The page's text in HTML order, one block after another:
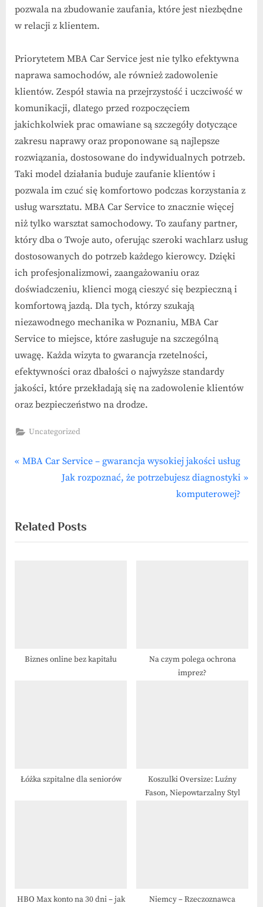
pozwala na zbudowanie zaufania, które jest niezbędne
w relacji z klientem.
Priorytetem MBA Car Service jest nie tylko efektywna
naprawa samochodów, ale również zadowolenie
klientów. Zespół stawia na przejrzystość i uczciwość w
komunikacji, dlatego przed rozpoczęciem
jakichkolwiek prac omawiane są szczegóły dotyczące
zakresu naprawy oraz proponowane są najlepsze
rozwiązania, dostosowane do indywidualnych potrzeb.
Taki model działania buduje zaufanie klientów i
pozwala im czuć się komfortowo podczas korzystania z
usług warsztatu. MBA Car Service to znacznie więcej
niż tylko warsztat samochodowy. To zaufany partner,
który dba o Twoje auto, oferując szeroki wachlarz usług
dostosowanych do potrzeb każdego kierowcy. Dzięki
ich profesjonalizmowi, zaangażowaniu oraz
doświadczeniu, klienci mogą cieszyć się bezpieczną i
komfortową jazdą. Dla tych, którzy szukają
niezawodnego mechanika w Poznaniu, MBA Car
Service to miejsce, które zasługuje na szczególną
uwagę. Każda wizyta to gwarancja rzetelności,
efektywności oraz dbałości o najwyższe standardy
jakości, które przekładają się na zadowolenie klientów
oraz bezpieczeństwo na drodze.
Uncategorized
Nawigacja
P
i
o
MBA Car Service – gwarancja wysokiej jakości usług
N
t
P
Jak rozpoznać, że potrzebujesz diagnostyki
komputerowej?
Related Posts
Biznes online bez kapitału
Na czym polega ochrona
imprez?
Łóżka szpitalne dla seniorów
Koszulki Oversize: Luźny
Fason, Niepowtarzalny Styl
HBO Max konto na 30 dni – jak Niemcy – Rzeczoznawca